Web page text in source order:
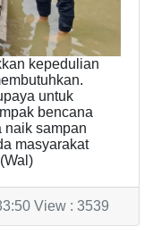
kepedulian
untuk
bencana
naik sampan
masyarakat
View : 3539